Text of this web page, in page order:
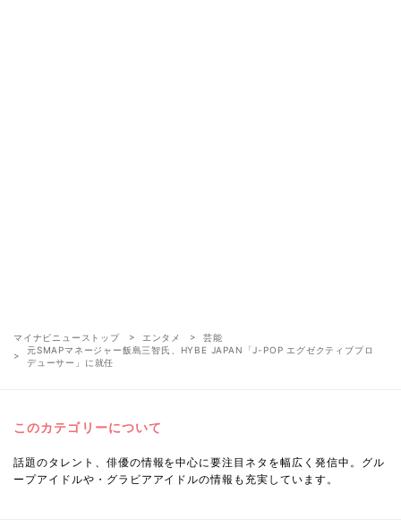
マイナビニューストップ エンタメ
芸能
元SMAPマネージャー飯島三智氏、HYBE JAPAN「J-POP エグゼクティブプロ
デューサー」に就任
このカテゴリーについて
話題のタレント、俳優の情報を中心に要注目ネタを幅広く発信中。グル
ープアイドルや・グラビアアイドルの情報も充実しています。